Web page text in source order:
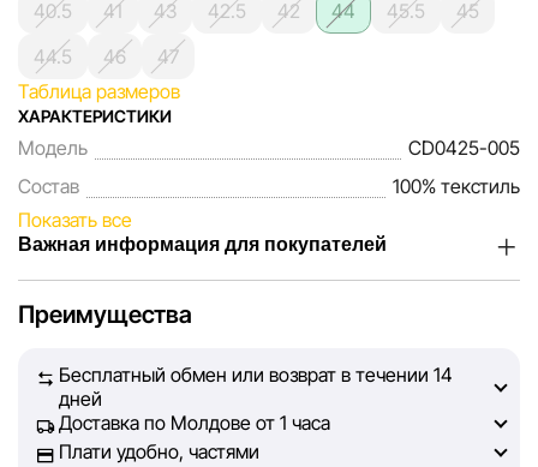
40.5 41 43 42.5 42 44 45.5
45
44.5
46
47
Таблица размеров
ХАРАКТЕРИСТИКИ
Модель
CD0425-005
Состав
100% текстиль
Показать все
Важная информация для покупателей
наших покупателей. Каждый день мы работаем над тем,
на сайте, была максимально полной, объективной и
актуальной. Наша цель — обеспечить вас достоверной
информацией, чтобы вы смогли принять лучшее
Преимущества
Бесплатный обмен или возврат в течении 14
дней
Доставка по Молдове от 1 часа
Плати удобно, частями